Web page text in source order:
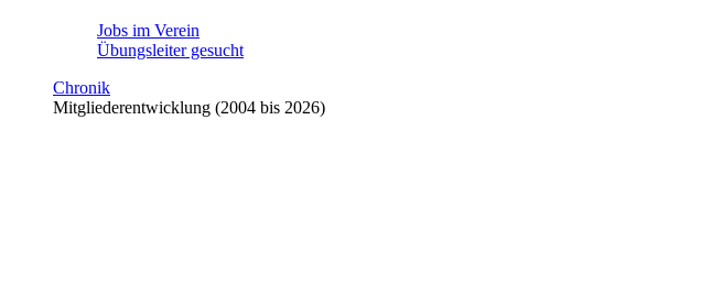
Jobs im Verein
Übungsleiter gesucht
Chronik
Mitgliederentwicklung (2004 bis 2026)